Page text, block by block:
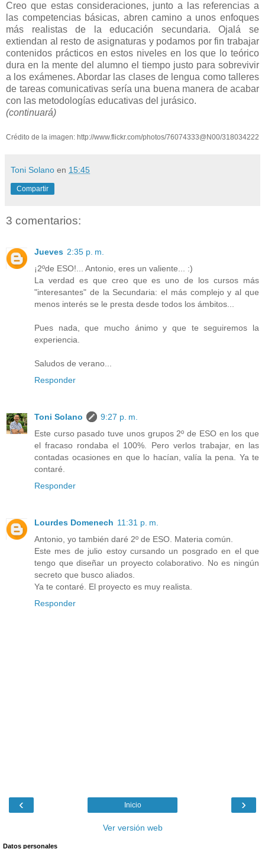
Creo que estas consideraciones, junto a las referencias a
las competencias básicas, abren camino a unos enfoques
más realistas de la educación secundaria. Ojalá se
extiendan al resto de asignaturas y podamos por fin trabajar
contenidos prácticos en estos niveles en los que lo teórico
dura en la mente del alumno el tiempo justo para sobrevivir
a los exámenes. Abordar las clases de lengua como talleres
de tareas comunicativas sería una buena manera de acabar
con las metodologías educativas del jurásico.
(continuará)
Crédito de la imagen: http://www.flickr.com/photos/76074333@N00/318034222
Toni Solano en 15:45
Compartir
3 comentarios:
Jueves 2:35 p. m.
¡2ºde ESO!... Antonio, eres un valiente... :)
La verdad es que creo que es uno de los cursos más
"interesantes" de la Secundaria: el más complejo y al que
menos interés se le presta desde todos los ámbitos...
Pues nada, que mucho ánimo y que te seguiremos la
experiencia.
Saludos de verano...
Responder
Toni Solano
9:27 p. m.
Este curso pasado tuve unos grupos 2º de ESO en los que
el fracaso rondaba el 100%. Pero verlos trabajar, en las
contadas ocasiones en que lo hacían, valía la pena. Ya te
contaré.
Responder
Lourdes Domenech 11:31 p. m.
Antonio, yo también daré 2º de ESO. Materia común.
Este mes de julio estoy cursando un posgrado en el que
tengo que diseñar un proyecto colaborativo. No es ningún
secreto que busco aliados.
Ya te contaré. El proyecto es muy realista.
Responder
‹ ›
Inicio
Ver versión web
Datos personales